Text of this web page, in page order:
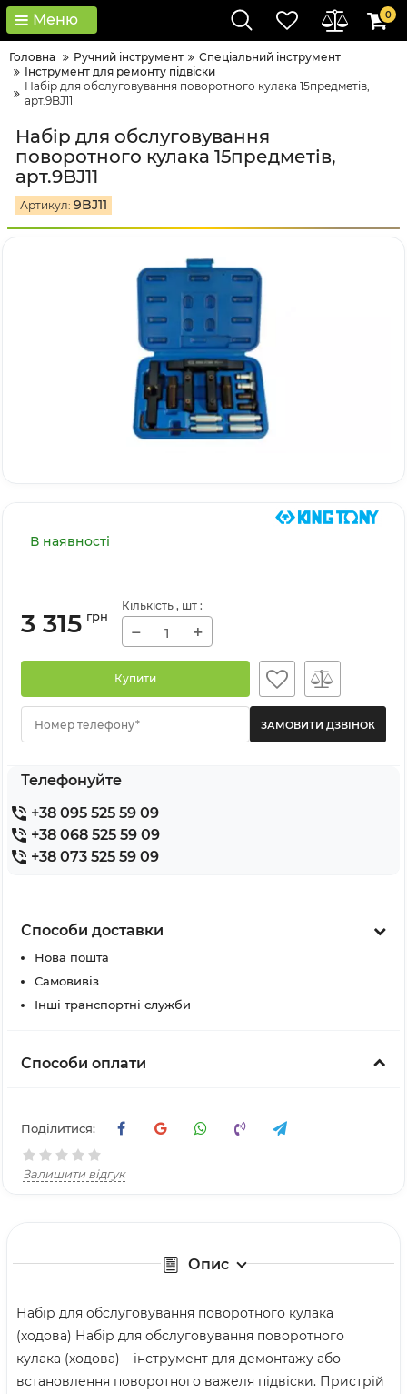
Меню 0
Головна Ручний інструмент
Спеціальний інструмент
Інструмент для ремонту підвіски
Набір для обслуговування поворотного кулака 15предметів,
арт.9BJ11
Набір для обслуговування
поворотного кулака 15предметів,
арт.9BJ11
Артикул: 9BJ11
В наявності
3 315 грн
Кількість , шт :
− +
Купити
Номер телефону*
Телефонуйте
+38 095 525 59 09
+38 068 525 59 09
+38 073 525 59 09
Способи доставки
Нова пошта
Самовивіз
Інші транспортні служби
Способи оплати
Поділитися:
Залишити відгук
Опис
Набір для обслуговування поворотного кулака
(ходова) Набір для обслуговування поворотного
кулака (ходова) – інструмент для демонтажу або
встановлення поворотного важеля підвіски. Пристрій